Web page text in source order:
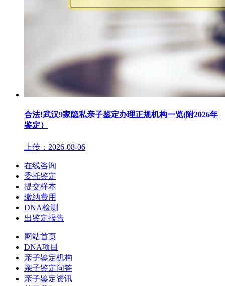
合法!武汉9家隐私亲子鉴定办理正规机构一览(附2026年
鉴定）
上传：2026-08-06
在线咨询
委托鉴定
提交样本
缴纳费用
DNA检测
出鉴定报告
网站首页
DNA项目
亲子鉴定机构
亲子鉴定问答
亲子鉴定资讯